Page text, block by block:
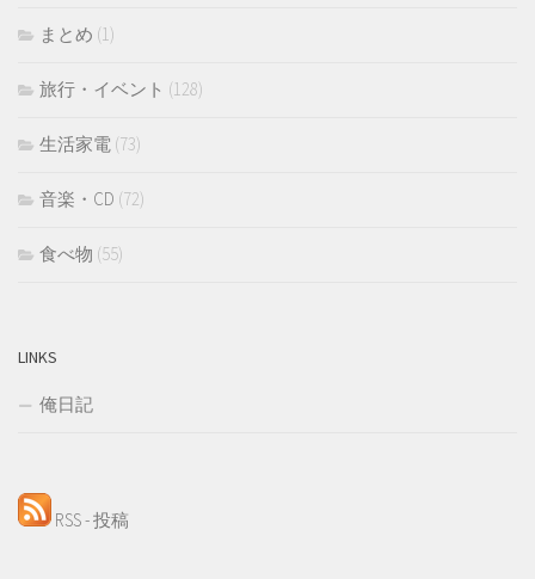
まとめ (1)
旅行・イベント (128)
生活家電 (73)
音楽・CD (72)
食べ物 (55)
LINKS
俺日記
RSS - 投稿